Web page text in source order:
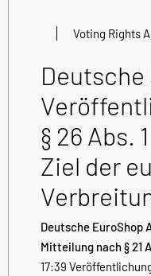
Voting Rights
Deutsche
§ 26 Abs.
Ziel der
Deutsche EuroShop
Mitteilung nach § 21
17:39